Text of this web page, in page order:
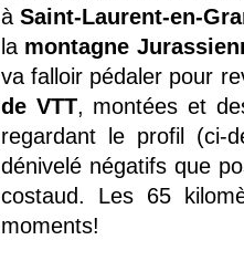
à Saint-Laurent-en-
la montagne
va falloir pédaler pour
de VTT, montées et
regardant le profil (ci-
dénivelé négatifs que
costaud. Les 65
moments!